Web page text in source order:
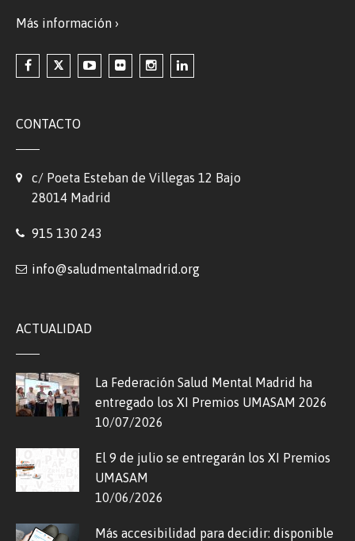
Más información ›
CONTACTO
c/ Poeta Esteban de Villegas 12 Bajo
28014 Madrid
915 130 243
info@saludmentalmadrid.org
ACTUALIDAD
La Federación Salud Mental Madrid ha
entregado los XI Premios UMASAM 2026
10/07/2026
El 9 de julio se entregarán los XI Premios
UMASAM
10/06/2026
Más accesibilidad para decidir: disponible